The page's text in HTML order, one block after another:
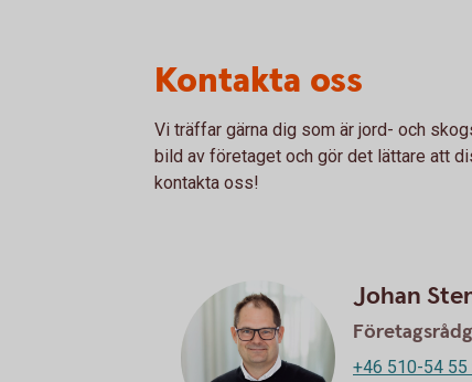
Kontakta oss
Vi träffar gärna dig som är jord- och
bild av företaget och gör det lättare att
kontakta oss!
Johan
+46 510-54 55